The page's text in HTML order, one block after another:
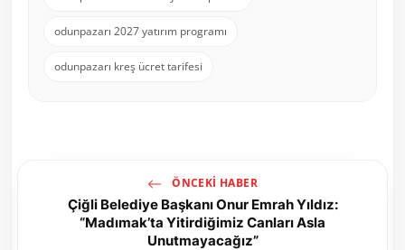
odunpazarı 2027 yatırım programı
odunpazarı kreş ücret tarifesi
ÖNCEKI HABER
Çiğli Belediye Başkanı Onur Emrah Yıldız:
“Madımak’ta Yitirdiğimiz Canları Asla
Unutmayacağız”